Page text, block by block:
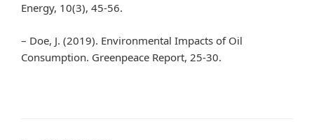
Energy, 10(3), 45-56.
– Doe, J. (2019). Environmental Impacts of Oil
Consumption. Greenpeace Report, 25-30.